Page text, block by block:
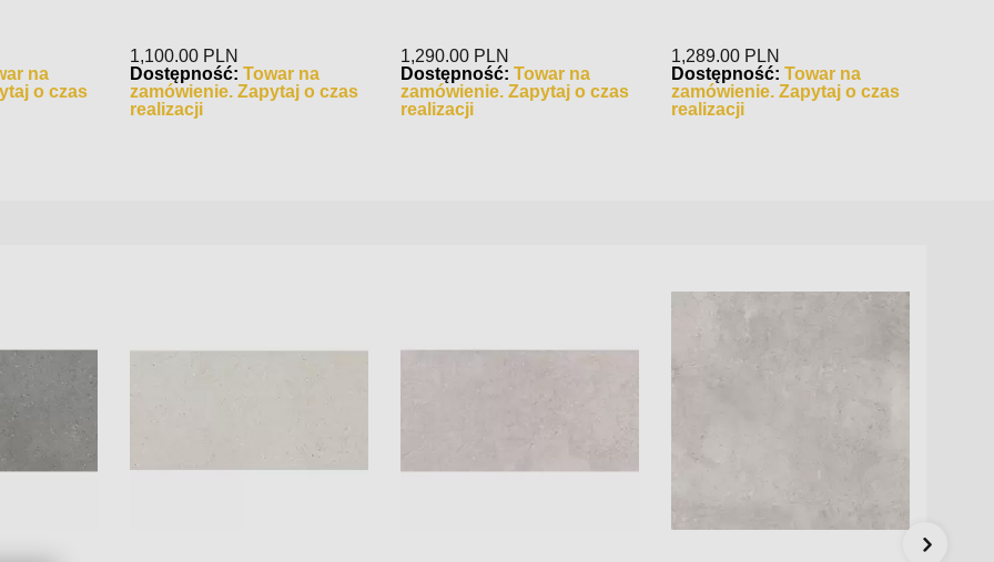
na
o czas
1,100.00 PLN
Dostępność: Towar na
zamówienie. Zapytaj o czas
realizacji
1,290.00 PLN
Dostępność: Towar na
zamówienie. Zapytaj o czas
realizacji
1,289.00 PLN
Dostępność: Towar na
zamówienie. Zapytaj o czas
realizacji